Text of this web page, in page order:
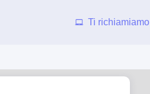
Ti richiamiamo